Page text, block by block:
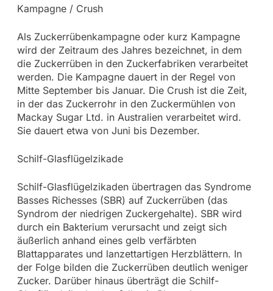
Kampagne / Crush
Als Zuckerrübenkampagne oder kurz Kampagne
wird der Zeitraum des Jahres bezeichnet, in dem
die Zuckerrüben in den Zuckerfabriken verarbeitet
werden. Die Kampagne dauert in der Regel von
Mitte September bis Januar. Die Crush ist die Zeit,
in der das Zuckerrohr in den Zuckermühlen von
Mackay Sugar Ltd. in Australien verarbeitet wird.
Sie dauert etwa von Juni bis Dezember.
Schilf-Glasflügelzikade
Schilf-Glasflügelzikaden übertragen das Syndrome
Basses Richesses (SBR) auf Zuckerrüben (das
Syndrom der niedrigen Zuckergehalte). SBR wird
durch ein Bakterium verursacht und zeigt sich
äußerlich anhand eines gelb verfärbten
Blattapparates und lanzettartigen Herzblättern. In
der Folge bilden die Zuckerrüben deutlich weniger
Zucker. Darüber hinaus überträgt die Schilf-